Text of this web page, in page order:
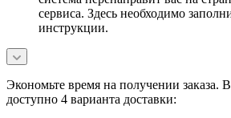
сервиса. Здесь необходимо
инструкции.
Экономьте время на получении заказа.
доступно 4 варианта доставки: